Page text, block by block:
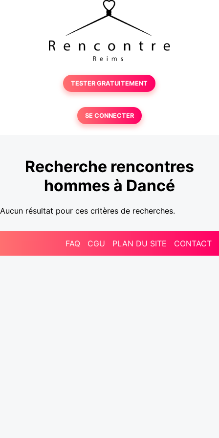
TESTER GRATUITEMENT
SE CONNECTER
Recherche rencontres
hommes à Dancé
Aucun résultat pour ces critères de recherches.
FAQ CGU PLAN DU SITE CONTACT